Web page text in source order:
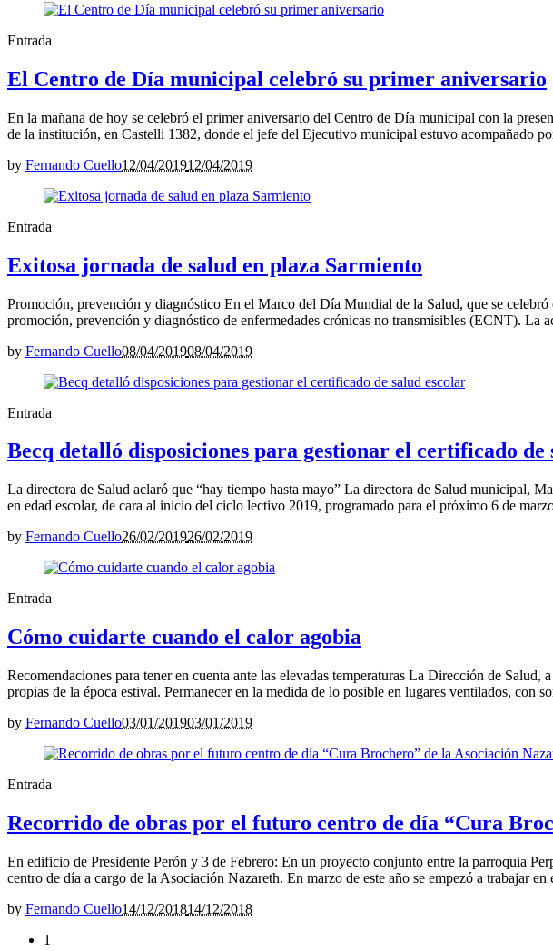
Entrada
El Centro de Día municipal celebró su primer aniversario
En la mañana de hoy se celebró el primer aniversario del Centro de Día municipal con la
de la institución, en Castelli 1382, donde el jefe del Ejecutivo municipal estuvo acompañado
by Fernando Cuello12/04/201912/04/2019
Entrada
Exitosa jornada de salud en plaza Sarmiento
Promoción, prevención y diagnóstico En el Marco del Día Mundial de la Salud, que se
promoción, prevención y diagnóstico de enfermedades crónicas no transmisibles (ECNT). La
by Fernando Cuello08/04/201908/04/2019
Entrada
Becq detalló disposiciones para gestionar el certificado de
La directora de Salud aclaró que “hay tiempo hasta mayo” La directora de Salud municipal,
en edad escolar, de cara al inicio del ciclo lectivo 2019, programado para el próximo 6 de
by Fernando Cuello26/02/201926/02/2019
Entrada
Cómo cuidarte cuando el calor agobia
Recomendaciones para tener en cuenta ante las elevadas temperaturas La Dirección de
propias de la época estival. Permanecer en la medida de lo posible en lugares ventilados, con
by Fernando Cuello03/01/201903/01/2019
Entrada
Recorrido de obras por el futuro centro de día “Cura
En edificio de Presidente Perón y 3 de Febrero: En un proyecto conjunto entre la parroquia
centro de día a cargo de la Asociación Nazareth. En marzo de este año se empezó a trabajar
by Fernando Cuello14/12/201814/12/2018
1